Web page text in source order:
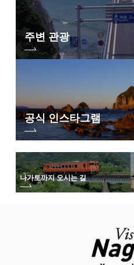
주변 관광
공식 인스타그램
나가토까지 오시는 길